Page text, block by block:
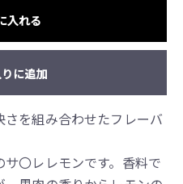
入れる
に追加
を組み合わせたフレーバ
〇レレモンです。香料で